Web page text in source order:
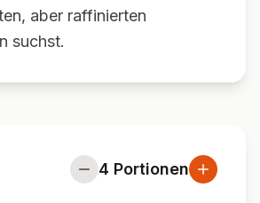
aber raffinierten
suchst.
4 Portionen